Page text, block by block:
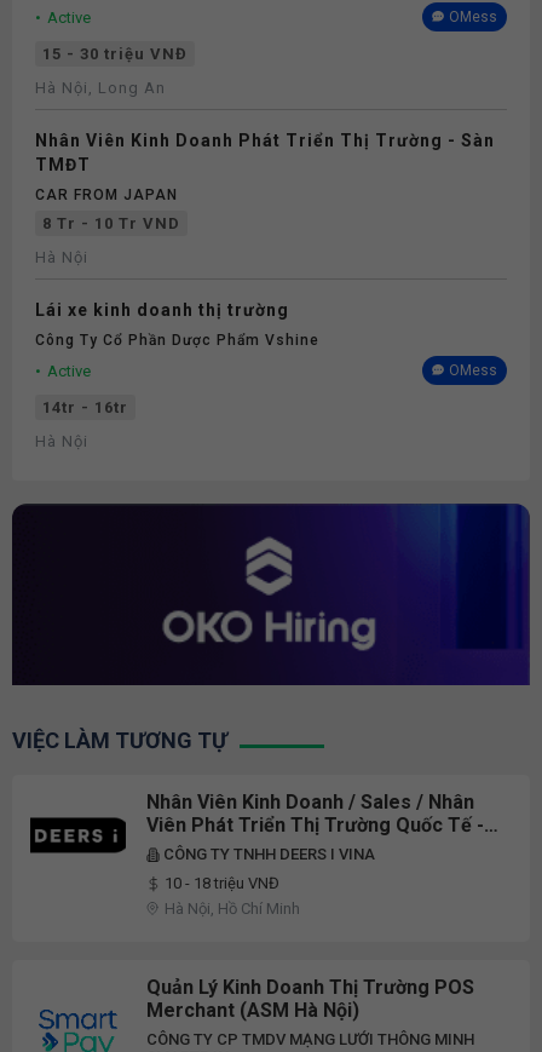
Active OMess
15 - 30 triệu VNĐ
Hà Nội, Long An
Nhân Viên Kinh Doanh Phát Triển Thị Trường - Sàn
TMĐT
CAR FROM JAPAN
8 Tr - 10 Tr VND
Hà Nội
Lái xe kinh doanh thị trường
Công Ty Cổ Phần Dược Phẩm Vshine
Active OMess
14tr - 16tr
Hà Nội
VIỆC LÀM TƯƠNG TỰ
Nhân Viên Kinh Doanh / Sales / Nhân
Viên Phát Triển Thị Trường Quốc Tế -
Lương Từ 10 - 18 Triệu ++ / Tháng -
Làm Việc Tại Hà Nội, HCM
CÔNG TY TNHH DEERS I VINA
10 - 18 triệu VNĐ
Hà Nội, Hồ Chí Minh
Quản Lý Kinh Doanh Thị Trường POS
Merchant (ASM Hà Nội)
CÔNG TY CP TMDV MẠNG LƯỚI THÔNG MINH